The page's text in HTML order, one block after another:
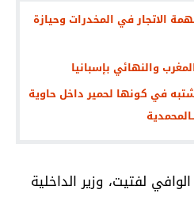
الاتجار في المخدرات وحيازة
في كونها لحمير داخل حاوية
لفتيت، وزير الداخلية